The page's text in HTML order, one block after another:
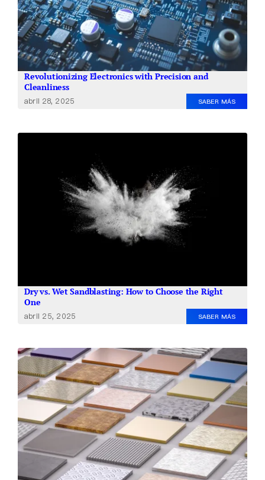
Revolutionizing Electronics with Precision and
Cleanliness
abril 28, 2025 SABER MÁS
Dry vs. Wet Sandblasting: How to Choose the Right
One
abril 25, 2025 SABER MÁS